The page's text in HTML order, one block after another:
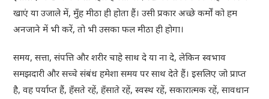
खाएं या उजाले में, मुँह मीठा ही होता हैं। उसी प्रकार अच्छे कर्मों को हम
अनजाने में भी करें, तो भी उसका फल मीठा ही होगा।
समय, सत्ता, संपत्ति और शरीर चाहे साथ दे या ना दे, लेकिन स्वभाव
समझदारी और सच्चे संबंध हमेशा समय पर साथ देते हैं। इसलिए जो प्राप्त
है, वह पर्याप्त हैं, हँसते रहें, हँसाते रहें, स्वस्थ रहें, सकारात्मक रहें, सावधान